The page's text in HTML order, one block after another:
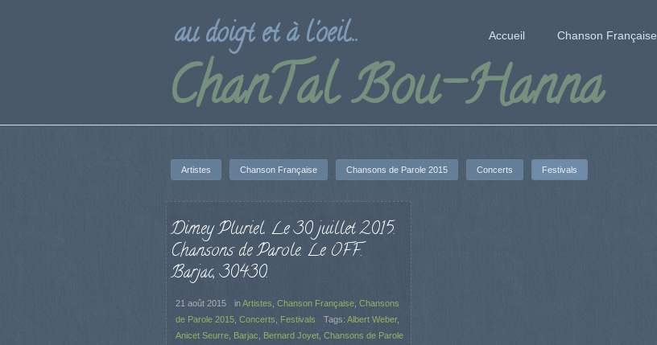
ChanTal Bou-Hanna
au doigt et à l'oeil... Accueil Chanson Française
Artistes Chanson Française Chansons de Parole 2015 Concerts Festivals
Dimey Pluriel. Le 30 juillet 2015.
Chansons de Parole. Le OFF.
Barjac, 30430.
21 août 2015 inArtistes Chanson Française Chansons
de Parole 2015 Concerts Festivals Tags: Albert Weber,
Anicet Seurre Barjac Bernard Joyet Chansons de Parole